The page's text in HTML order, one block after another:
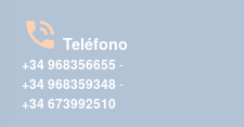
Teléfono
+34 968356655 -
+34 968359348 -
+34 673992510